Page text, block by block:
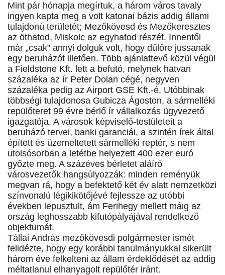
Mint pár hónapja megírtuk, a három város tavaly
ingyen kapta meg a volt katonai bázis addig állami
tulajdonú területét; Mezőkövesd és Mezőkeresztes
az öthatod, Miskolc az egyhatod részét. Innentől
már „csak” annyi dolguk volt, hogy dűlőre jussanak
egy beruházót illetően. Több ajánlattevő közül végül
a Fieldstone Kft. lett a befutó, melynek hatvan
százaléka az ír Peter Dolan cégé, negyven
százaléka pedig az Airport GSE Kft.-é. Utóbbinak
többségi tulajdonosa Gubicza Ágoston, a sármelléki
repülőteret 99 évre bérlő ír vállalkozás ügyvezető
igazgatója. A városok képviselő-testületeit a
beruházó tervei, banki garanciái, a szintén írek által
épített és üzemeltetett sármelléki reptér, s nem
utolsósorban a letétbe helyezett 400 ezer euró
győzte meg. A százéves bérletet aláíró
városvezetők hangsúlyozzák: minden reményük
megvan rá, hogy a befektető két év alatt nemzetközi
színvonalú légikikötőjévé fejlessze az utóbbi
években lepusztult, ám Ferihegy mellett máig az
ország leghosszabb kifutópályájával rendelkező
objektumát.
Tállai András mezőkövesdi polgármester ismét
felidézte, hogy egy korábbi tanulmányukkal sikerült
három éve felkelteni az állam érdeklődését az addig
méltatlanul elhanyagolt repülőtér iránt.